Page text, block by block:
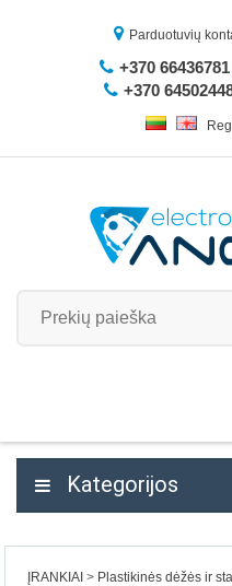
Parduotuvių
+370 66436781
+370
Kategorijos
ĮRANKIAI Plastikinės dėžės ir